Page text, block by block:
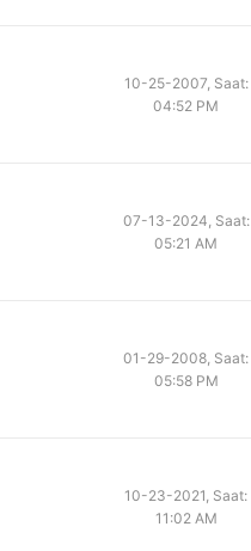
10-25-2007, Saat:
04:52 PM
07-13-2024, Saat:
05:21 AM
01-29-2008, Saat:
05:58 PM
10-23-2021, Saat:
11:02 AM